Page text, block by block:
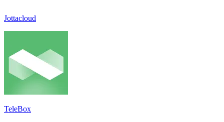
Jottacloud
TeleBox